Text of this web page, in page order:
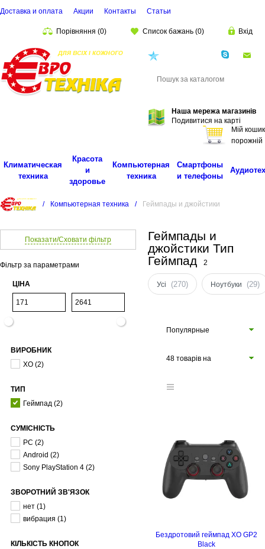
Доставка и оплата Акции Контакты Cтатьи
Порівняння (0) Список бажань (0) Вхід
Наша мережа магазинів
Подивитися на карті
Мій кошик
порожній
Климатическая
техника
Красота
и
здоровье
Компьютерная
техника
Смартфоны
и телефоны
/ Компьютерная техника / Геймпады и джойстики
Показати/Сховати фільтр
Фільтр за параметрами
ЦІНА
ВИРОБНИК
XO (2)
ТИП
Геймпад (2)
СУМІСНІСТЬ
PC (2)
Android (2)
Sony PlayStation 4 (2)
ЗВОРОТНИЙ ЗВ'ЯЗОК
нет (1)
вибрация (1)
КІЛЬКІСТЬ КНОПОК
Геймпады и
джойстики Тип
Геймпад
2
Усі (270) Ноутбуки (29)
Популярные
48 товарів на
Бездротовий геймпад XO GP2
Black